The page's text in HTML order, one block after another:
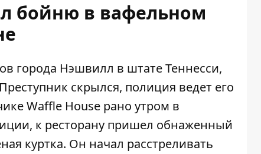
бойню в вафельном
города Нэшвилл в штате Теннесси,
скрылся, полиция ведет его
Waffle House рано утром в
к ресторану пришел обнаженный
куртка. Он начал расстреливать